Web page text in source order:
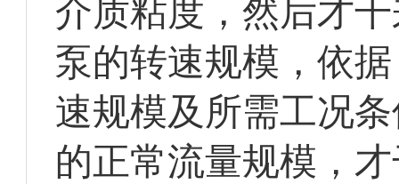
介质粘度，然后才
泵的转速规模，依
速规模及所需工况
的正常流量规模，